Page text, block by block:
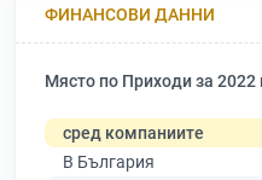
ФИНАНСОВИ ДАННИ
Място по Приходи за 2022
сред компаниите
В България